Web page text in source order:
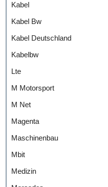
Kabel
Kabel Bw
Kabel Deutschland
Kabelbw
Lte
M Motorsport
M Net
Magenta
Maschinenbau
Mbit
Medizin